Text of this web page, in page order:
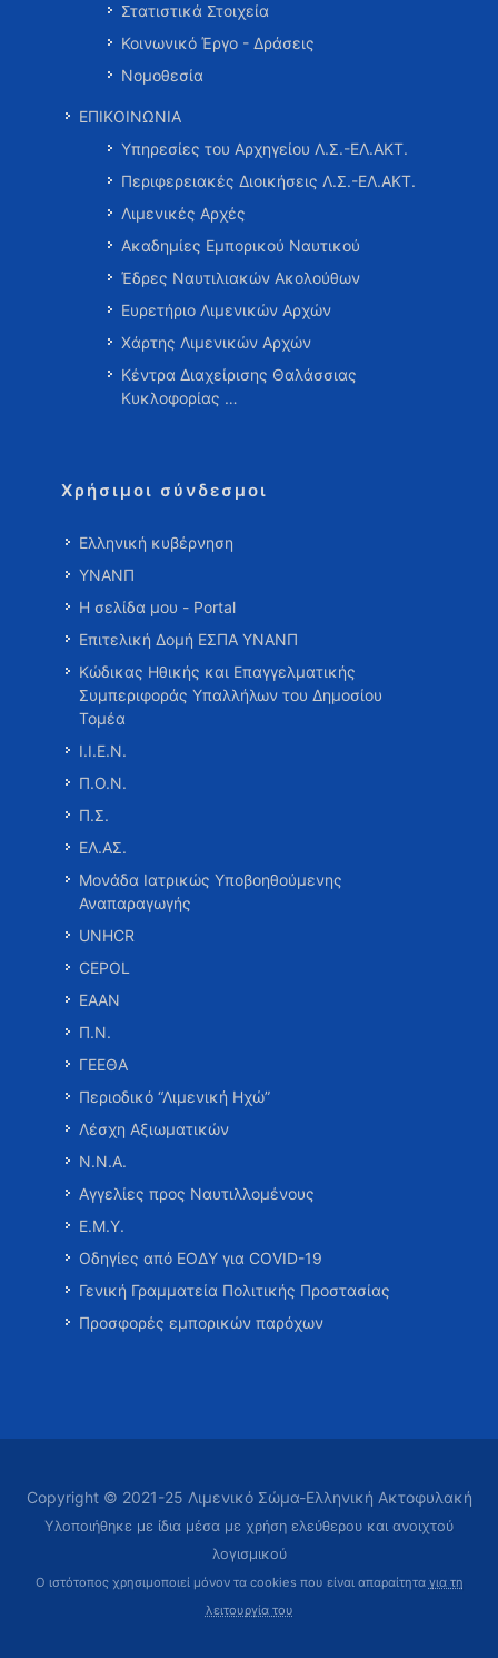
Στατιστικά Στοιχεία
Κοινωνικό Έργο - Δράσεις
Νομοθεσία
ΕΠΙΚΟΙΝΩΝΙΑ
Υπηρεσίες του Αρχηγείου Λ.Σ.-ΕΛ.ΑΚΤ.
Περιφερειακές Διοικήσεις Λ.Σ.-ΕΛ.ΑΚΤ.
Λιμενικές Αρχές
Ακαδημίες Εμπορικού Ναυτικού
Έδρες Ναυτιλιακών Ακολούθων
Ευρετήριο Λιμενικών Αρχών
Χάρτης Λιμενικών Αρχών
Κέντρα Διαχείρισης Θαλάσσιας
Κυκλοφορίας …
Χρήσιμοι σύνδεσμοι
Ελληνική κυβέρνηση
ΥΝΑΝΠ
Η σελίδα μου - Portal
Επιτελική Δομή ΕΣΠΑ ΥΝΑΝΠ
Κώδικας Ηθικής και Επαγγελματικής
Συμπεριφοράς Υπαλλήλων του Δημοσίου
Τομέα
Ι.Ι.Ε.Ν.
Π.Ο.Ν.
Π.Σ.
ΕΛ.ΑΣ.
Μονάδα Ιατρικώς Υποβοηθούμενης
Αναπαραγωγής
UNHCR
CEPOL
ΕΑΑΝ
Π.Ν.
ΓΕΕΘΑ
Περιοδικό “Λιμενική Ηχώ”
Λέσχη Αξιωματικών
Ν.Ν.Α.
Αγγελίες προς Ναυτιλλομένους
Ε.Μ.Υ.
Οδηγίες από ΕΟΔΥ για COVID-19
Γενική Γραμματεία Πολιτικής Προστασίας
Προσφορές εμπορικών παρόχων
Copyright © 2021-25 Λιμενικό Σώμα-Ελληνική Ακτοφυλακή
Υλοποιήθηκε με ίδια μέσα με χρήση ελεύθερου και ανοιχτού
λογισμικού
Ο ιστότοπος χρησιμοποιεί μόνον τα cookies που είναι απαραίτητα για τη
λειτουργία του